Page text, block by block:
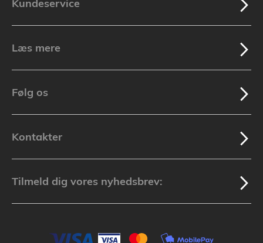
Kundeservice
Læs mere
Følg os
Kontakter
Tilmeld dig vores nyhedsbrev: